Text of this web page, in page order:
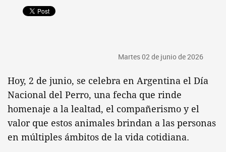
Martes 02 de junio de 2026
Hoy, 2 de junio, se celebra en Argentina el Día
Nacional del Perro, una fecha que rinde
homenaje a la lealtad, el compañerismo y el
valor que estos animales brindan a las personas
en múltiples ámbitos de la vida cotidiana.